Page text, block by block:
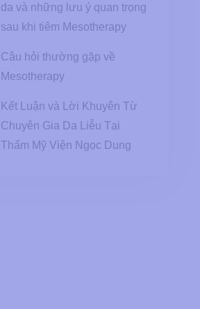
da và những lưu ý quan trọng
sau khi tiêm Mesotherapy
Câu hỏi thường gặp về
Mesotherapy
Kết Luận và Lời Khuyên Từ
Chuyên Gia Da Liễu Tại
Thẩm Mỹ Viện Ngọc Dung